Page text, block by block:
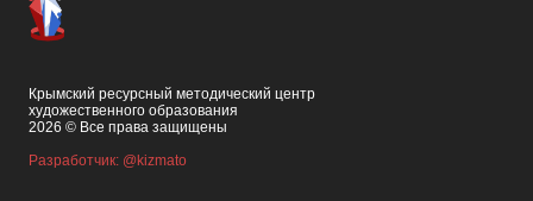
Крымский ресурсный методический центр
художественного образования
2026 © Все права защищены
Разработчик: @kizmato